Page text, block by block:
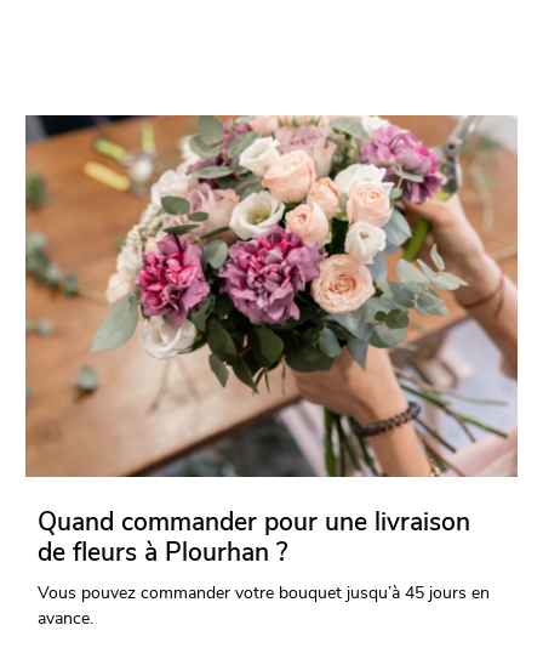
Quand commander pour une livraison
de fleurs à Plourhan ?
Vous pouvez commander votre bouquet jusqu’à 45 jours en
avance.